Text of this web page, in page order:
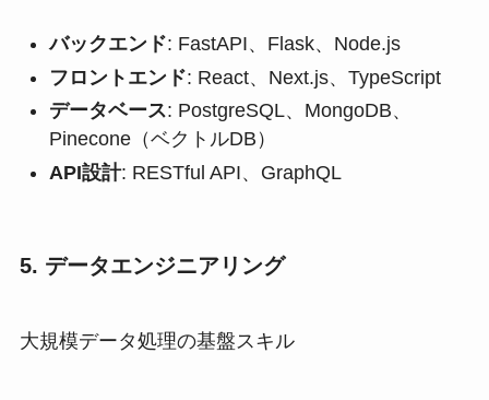
バックエンド: FastAPI、Flask、Node.js
フロントエンド: React、Next.js、TypeScript
データベース: PostgreSQL、MongoDB、
Pinecone（ベクトルDB）
API設計: RESTful API、GraphQL
5. データエンジニアリング
大規模データ処理の基盤スキル